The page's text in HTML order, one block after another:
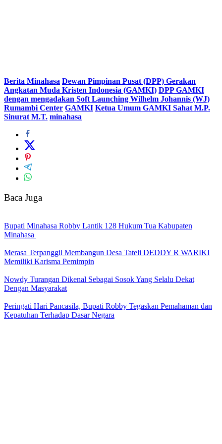
Berita Minahasa Dewan Pimpinan Pusat (DPP) Gerakan
Angkatan Muda Kristen Indonesia (GAMKI) DPP GAMKI
dengan mengadakan Soft Launching Wilhelm Johannis (WJ)
Rumambi Center GAMKI Ketua Umum GAMKI Sahat M.P.
Sinurat M.T. minahasa
Baca Juga
Bupati Minahasa Robby Lantik 128 Hukum Tua Kabupaten
Minahasa
Merasa Terpanggil Membangun Desa Tateli DEDDY R WARIKI
Memiliki Karisma Pemimpin
Nowdy Turangan Dikenal Sebagai Sosok Yang Selalu Dekat
Dengan Masyarakat
Peringati Hari Pancasila, Bupati Robby Tegaskan Pemahaman dan
Kepatuhan Terhadap Dasar Negara